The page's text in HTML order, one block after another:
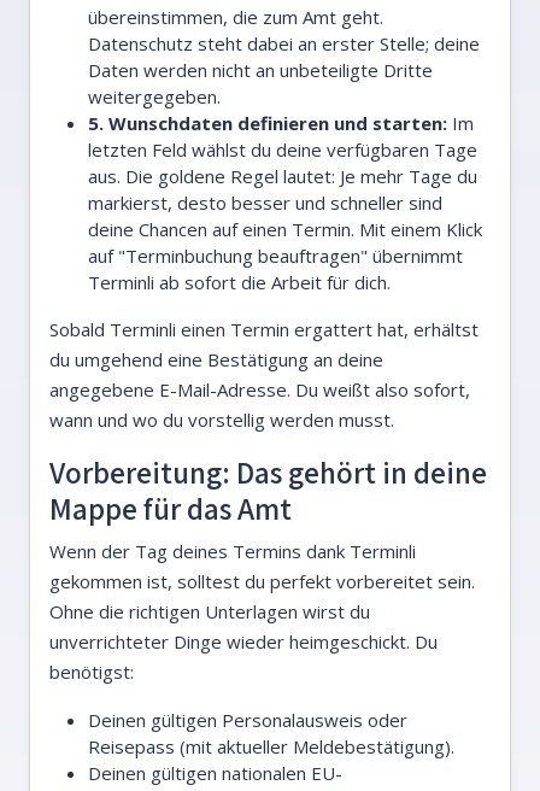
übereinstimmen, die zum Amt geht.
Datenschutz steht dabei an erster Stelle; deine
Daten werden nicht an unbeteiligte Dritte
weitergegeben.
5. Wunschdaten definieren und starten: Im
letzten Feld wählst du deine verfügbaren Tage
aus. Die goldene Regel lautet: Je mehr Tage du
markierst, desto besser und schneller sind
deine Chancen auf einen Termin. Mit einem Klick
auf "Terminbuchung beauftragen" übernimmt
Terminli ab sofort die Arbeit für dich.
Sobald Terminli einen Termin ergattert hat, erhältst
du umgehend eine Bestätigung an deine
angegebene E-Mail-Adresse. Du weißt also sofort,
wann und wo du vorstellig werden musst.
Vorbereitung: Das gehört in deine
Mappe für das Amt
Wenn der Tag deines Termins dank Terminli
gekommen ist, solltest du perfekt vorbereitet sein.
Ohne die richtigen Unterlagen wirst du
unverrichteter Dinge wieder heimgeschickt. Du
benötigst:
Deinen gültigen Personalausweis oder
Reisepass (mit aktueller Meldebestätigung).
Deinen gültigen nationalen EU-